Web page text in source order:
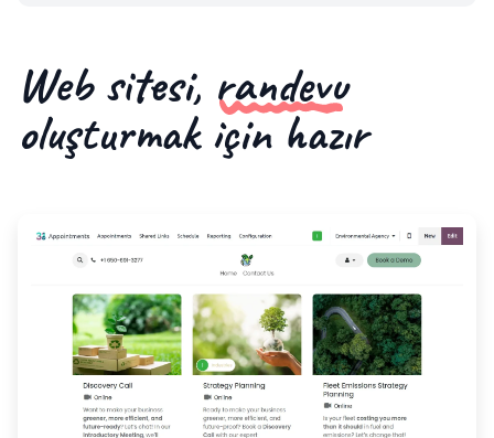
Web sitesi, randevu
oluşturmak için hazır